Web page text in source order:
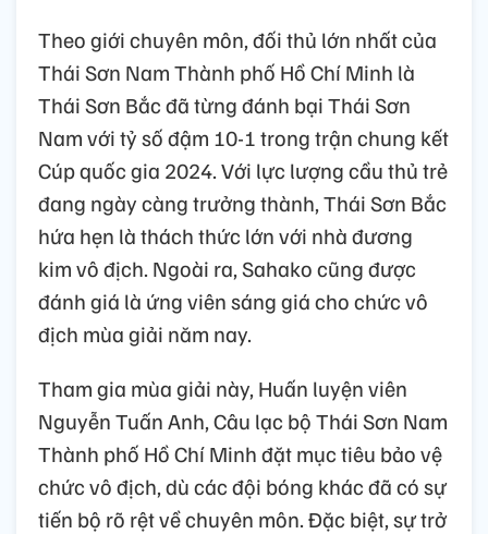
Theo giới chuyên môn, đối thủ lớn nhất của
Thái Sơn Nam Thành phố Hồ Chí Minh là
Thái Sơn Bắc đã từng đánh bại Thái Sơn
Nam với tỷ số đậm 10-1 trong trận chung kết
Cúp quốc gia 2024. Với lực lượng cầu thủ trẻ
đang ngày càng trưởng thành, Thái Sơn Bắc
hứa hẹn là thách thức lớn với nhà đương
kim vô địch. Ngoài ra, Sahako cũng được
đánh giá là ứng viên sáng giá cho chức vô
địch mùa giải năm nay.
Tham gia mùa giải này, Huấn luyện viên
Nguyễn Tuấn Anh, Câu lạc bộ Thái Sơn Nam
Thành phố Hồ Chí Minh đặt mục tiêu bảo vệ
chức vô địch, dù các đội bóng khác đã có sự
tiến bộ rõ rệt về chuyên môn. Đặc biệt, sự trở